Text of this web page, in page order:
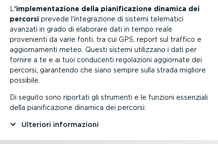
L'imple­men­ta­zione della piani­fi­ca­zione dinamica dei
percorsi prevede l'integra­zione di sistemi telematici
avanzati in grado di elaborare dati in tempo reale
provenienti da varie fonti, tra cui GPS, report sul traffico e
aggior­na­menti meteo. Questi sistemi utilizzano i dati per
fornire a te e ai tuoi conducenti regolazioni aggiornate dei
percorsi, garantendo che siano sempre sulla strada migliore
possibile.
Di seguito sono riportati gli strumenti e le funzioni essenziali
della piani­fi­ca­zione dinamica dei percorsi:
Ulteriori infor­ma­zioni